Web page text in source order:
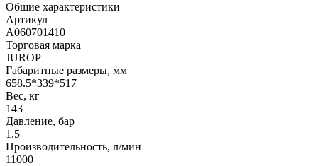
Общие характеристики
Артикул
A060701410
Торговая марка
JUROP
Габаритные размеры, мм
658.5*339*517
Вес, кг
143
Давление, бар
1.5
Производительность, л/мин
11000